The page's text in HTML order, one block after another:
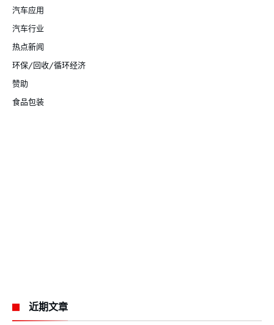
汽车应用
汽车行业
热点新闻
环保/回收/循环经济
赞助
食品包装
近期文章